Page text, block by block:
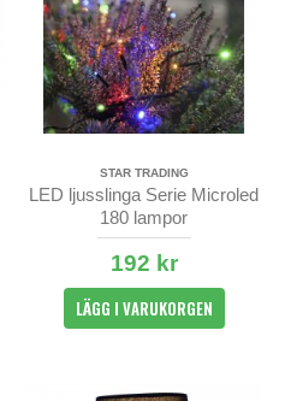
STAR TRADING
LED ljusslinga Serie Microled
180 lampor
192 kr
LÄGG I VARUKORGEN